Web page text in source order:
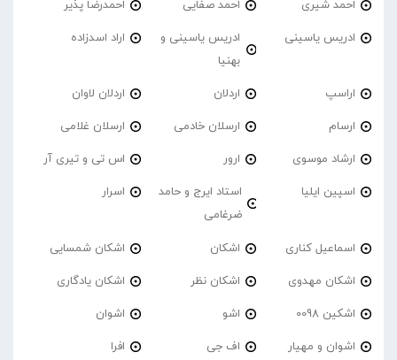
احمد شیری احمد صفایی احمدرضا پذیر
ادریس یاسینی
ادریس یاسینی و
بهنیا
اراد اسدزاده
اراسپ اردلان اردلان لاوان
ارسام ارسلان خادمی ارسلان غلامی
ارشاد موسوی ارور اس تی و تیری آر
اسپین ایلیا
استاد ایرج و حامد
ضرغامی
اسرار
اسماعیل کناری اشکان اشکان شمسایی
اشکان مهدوی اشکان نظر اشکان یادگاری
اشکین 0098 اشو اشوان
اشوان و مهیار اف جی افرا